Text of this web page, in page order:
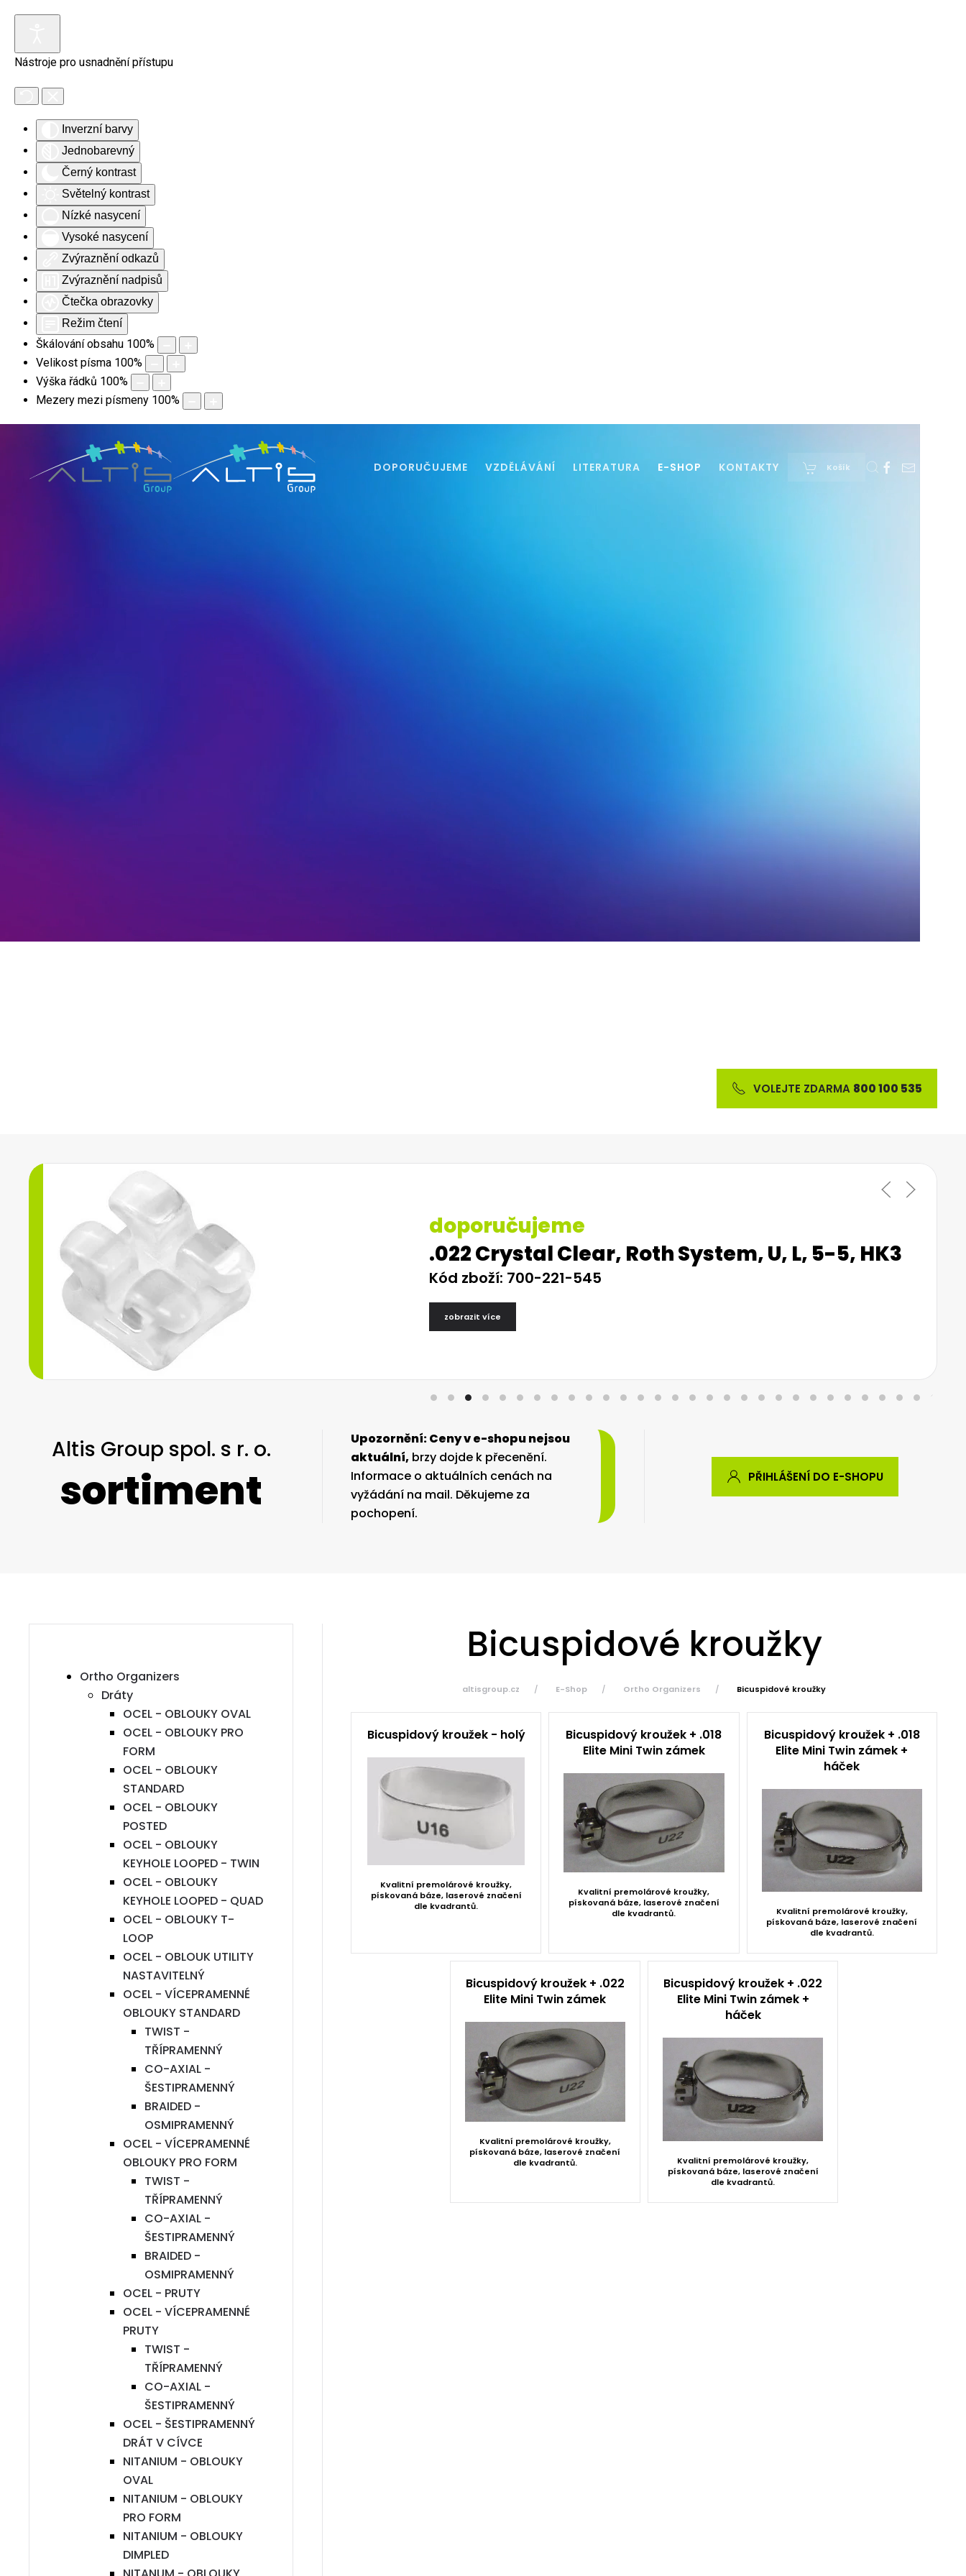
Nástroje pro usnadnění přístupu
Inverzní barvy
Jednobarevný
Černý kontrast
Světelný kontrast
Nízké nasycení
Vysoké nasycení
Zvýraznění odkazů
Zvýraznění nadpisů
Čtečka obrazovky
Režim čtení
Škálování obsahu 100%
Velikost písma 100%
Výška řádků 100%
Mezery mezi písmeny 100%
DOPORUČUJEME VZDĚLÁVÁNÍ LITERATURA E-SHOP KONTAKTY Košík
VOLEJTE ZDARMA 800 100 535
doporučujeme
.022 Crystal Clear, Roth System, U, L, 5-5, HK3
Kód zboží: 700-221-545
zobrazit více
Altis Group spol. s r. o.
sortiment
Upozornění: Ceny v e-shopu nejsou
aktuální, brzy dojde k přecenění.
Informace o aktuálních cenách na
vyžádání na mail. Děkujeme za
pochopení.
PŘIHLÁŠENÍ DO E-SHOPU
Ortho Organizers
Dráty
OCEL - OBLOUKY OVAL
OCEL - OBLOUKY PRO
FORM
OCEL - OBLOUKY
STANDARD
OCEL - OBLOUKY
POSTED
OCEL - OBLOUKY
KEYHOLE LOOPED - TWIN
OCEL - OBLOUKY
KEYHOLE LOOPED - QUAD
OCEL - OBLOUKY T-
LOOP
OCEL - OBLOUK UTILITY
NASTAVITELNÝ
OCEL - VÍCEPRAMENNÉ
OBLOUKY STANDARD
TWIST -
TŘÍPRAMENNÝ
CO-AXIAL -
ŠESTIPRAMENNÝ
BRAIDED -
OSMIPRAMENNÝ
OCEL - VÍCEPRAMENNÉ
OBLOUKY PRO FORM
TWIST -
TŘÍPRAMENNÝ
CO-AXIAL -
ŠESTIPRAMENNÝ
BRAIDED -
OSMIPRAMENNÝ
OCEL - PRUTY
OCEL - VÍCEPRAMENNÉ
PRUTY
TWIST -
TŘÍPRAMENNÝ
CO-AXIAL -
ŠESTIPRAMENNÝ
OCEL - ŠESTIPRAMENNÝ
DRÁT V CÍVCE
NITANIUM - OBLOUKY
OVAL
NITANIUM - OBLOUKY
PRO FORM
NITANIUM - OBLOUKY
DIMPLED
Bicuspidové kroužky
altisgroup.cz E-Shop Ortho Organizers Bicuspidové kroužky
Bicuspidový kroužek - holý
Kvalitní premolárové kroužky,
pískovaná báze, laserové značení
dle kvadrantů.
Bicuspidový kroužek + .018
Elite Mini Twin zámek
Kvalitní premolárové kroužky,
pískovaná báze, laserové značení
dle kvadrantů.
Bicuspidový kroužek + .018
Elite Mini Twin zámek +
háček
Kvalitní premolárové kroužky,
pískovaná báze, laserové značení
dle kvadrantů.
Bicuspidový kroužek + .022
Elite Mini Twin zámek
Kvalitní premolárové kroužky,
pískovaná báze, laserové značení
dle kvadrantů.
Bicuspidový kroužek + .022
Elite Mini Twin zámek +
háček
Kvalitní premolárové kroužky,
pískovaná báze, laserové značení
dle kvadrantů.